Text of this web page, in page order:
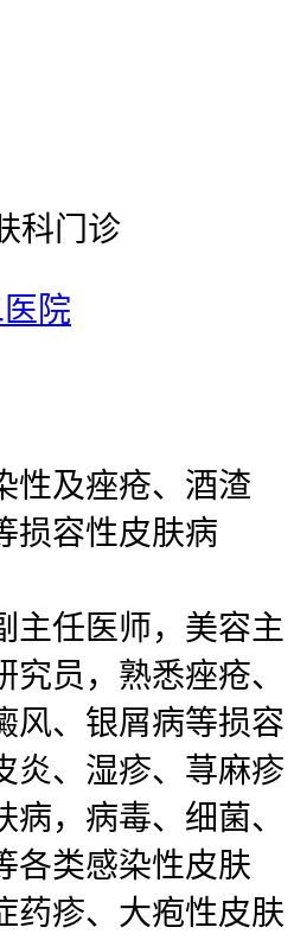
科门诊
院
性及痤疮、酒渣
损容性皮肤病
主任医师，美容主
究员，熟悉痤疮、
风、银屑病等损容
炎、湿疹、荨麻疹
病，病毒、细菌、
各类感染性皮肤
药疹、大疱性皮肤